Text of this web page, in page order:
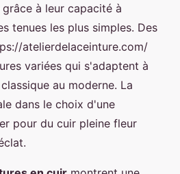
à leur capacité à
tenues les plus simples. Des
atelierdelaceinture.com/
variées qui s'adaptent à
au moderne. La
dans le choix d'une
pour du cuir pleine fleur